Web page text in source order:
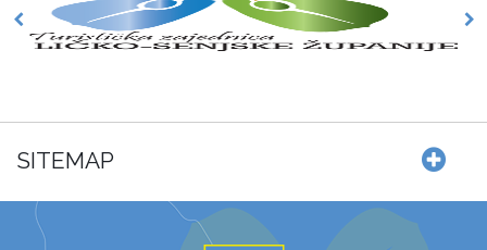
SITEMAP